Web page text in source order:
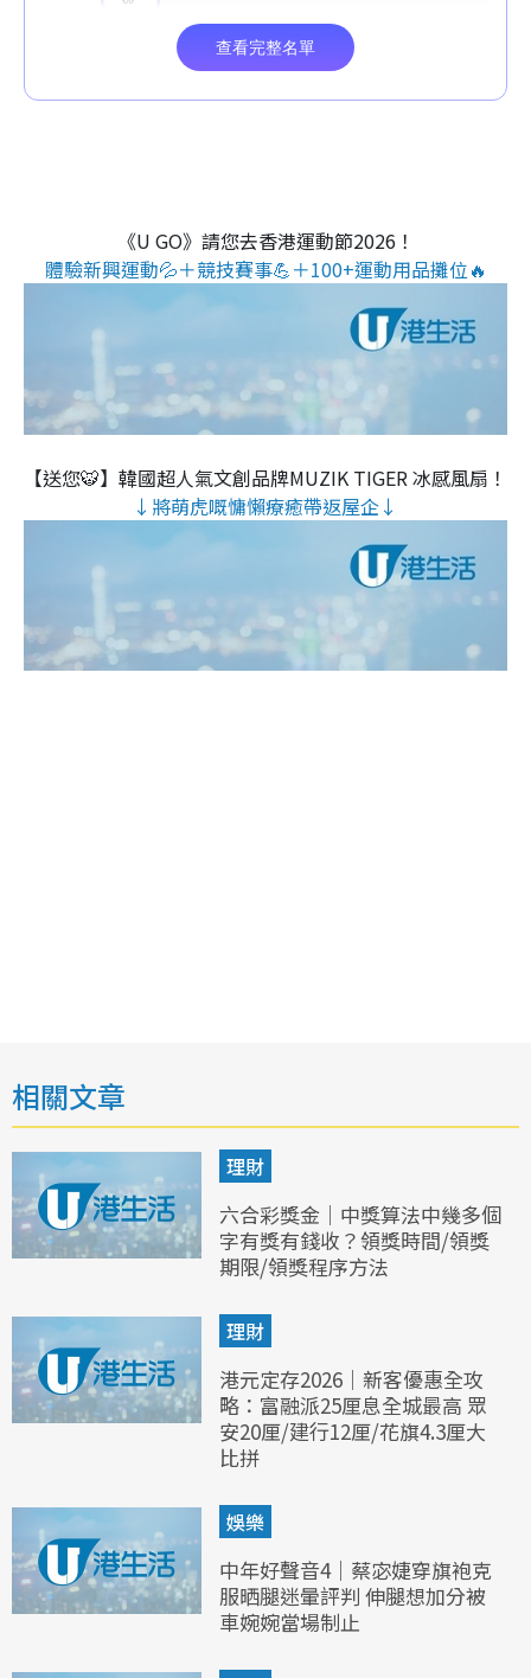
《U GO》請您去香港運動節2026！
體驗新興運動💦＋競技賽事💪＋100+運動用品攤位🔥
【送您🐯】韓國超人氣文創品牌MUZIK TIGER 冰感風扇！
↓將萌虎嘅慵懶療癒帶返屋企↓
相關文章
理財
六合彩獎金｜中獎算法中幾多個
字有獎有錢收？領獎時間/領獎
期限/領獎程序方法
理財
港元定存2026｜新客優惠全攻
略：富融派25厘息全城最高 眾
安20厘/建行12厘/花旗4.3厘大
比拼
娛樂
中年好聲音4｜蔡宓婕穿旗袍克
服晒腿迷暈評判 伸腿想加分被
車婉婉當場制止